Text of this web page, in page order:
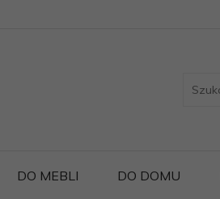
DO MEBLI DO DOMU